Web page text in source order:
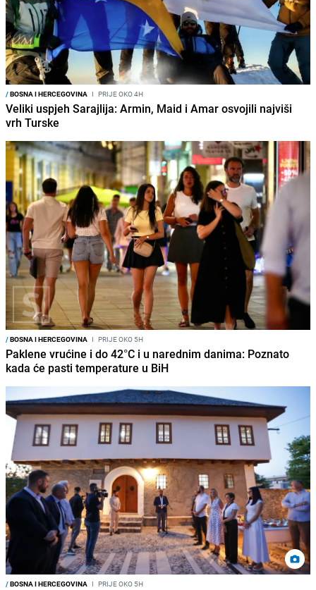
/BOSNA I HERCEGOVINA I PRIJE OKO 4H
Veliki uspjeh Sarajlija: Armin, Maid i Amar osvojili najviši
vrh Turske
/BOSNA I HERCEGOVINA I PRIJE OKO 5H
Paklene vrućine i do 42°C i u narednim danima: Poznato
kada će pasti temperature u BiH
/BOSNA I HERCEGOVINA I PRIJE OKO 5H